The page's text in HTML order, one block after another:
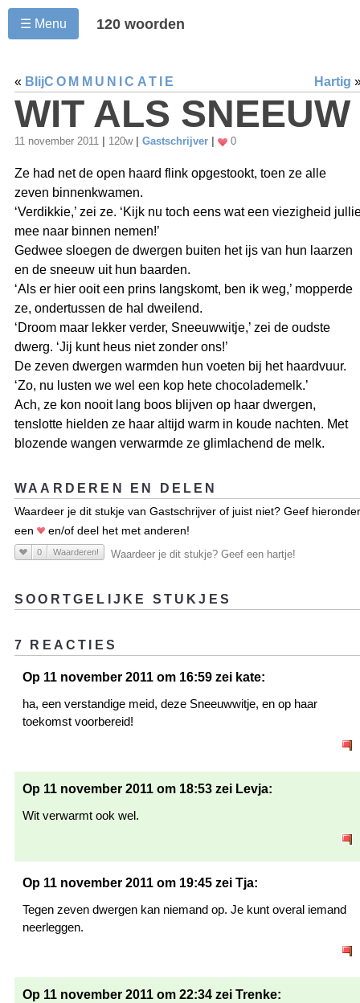
☰ Menu 120 woorden
« Blij Hartig
COMMUNICATIE
WIT ALS SNEEUW
11 november 2011 120w Gastschrijver 0
Ze had net de open haard flink opgestookt, toen ze alle
zeven binnenkwamen.
‘Verdikkie,’ zei ze. ‘Kijk nu toch eens wat een viezigheid
mee naar binnen nemen!’
Gedwee sloegen de dwergen buiten het ijs van hun laarzen
en de sneeuw uit hun baarden.
‘Als er hier ooit een prins langskomt, ben ik weg,’ mopperde
ze, ondertussen de hal dweilend.
‘Droom maar lekker verder, Sneeuwwitje,’ zei de oudste
dwerg. ‘Jij kunt heus niet zonder ons!’
De zeven dwergen warmden hun voeten bij het haardvuur.
‘Zo, nu lusten we wel een kop hete chocolademelk.’
Ach, ze kon nooit lang boos blijven op haar dwergen,
tenslotte hielden ze haar altijd warm in koude nachten. Met
blozende wangen verwarmde ze glimlachend de melk.
WAARDEREN EN DELEN
Waardeer je dit stukje van Gastschrijver of juist niet? Geef hieronder
een
en/of deel het met anderen!
0 Waarderen! Waardeer je dit stukje? Geef een hartje!
SOORTGELIJKE STUKJES
7 REACTIES
Op 11 november 2011 om 16:59 zei kate:
ha, een verstandige meid, deze Sneeuwwitje, en op haar
toekomst voorbereid!
Op 11 november 2011 om 18:53 zei Levja:
Wit verwarmt ook wel.
Op 11 november 2011 om 19:45 zei Tja:
Tegen zeven dwergen kan niemand op. Je kunt overal iemand
neerleggen.
Op 11 november 2011 om 22:34 zei Trenke: